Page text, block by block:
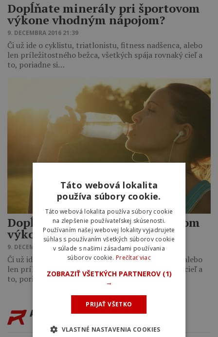
Dopĺňate minerály pri športovom
výkone vhodným nápojom?
9. DECEMBRA 2016 21:39
Či už ide o cyklistu, triatlonistu, fitness nadšenca, alebo
len príležitostného bežca, všetkých spája rovnaký cieľ a
to, poriadne si…
Dopĺňate minerály pri športovom
výkone vhodným nápojom?
9. DECEMBRA 2016 21:37
Či už ide o cyklistu, triatlonistu, fitness nadšenca, alebo
len príležitostného bežca, všetkých spája rovnaký cieľ a
to, poriadne si…
AKTUALITY
Táto webová lokalita
používa súbory cookie.
Táto webová lokalita používa súbory cookie
na zlepšenie používateľskej skúsenosti.
Používaním našej webovej lokality vyjadrujete
súhlas s používaním všetkých súborov cookie
v súlade s našimi zásadami používania
súborov cookie. Prečítať viac
ZOBRAZIŤ VŠETKÝCH PARTNEROV (1)
→
PRIJAŤ VŠETKO
VLASTNÉ NASTAVENIA COOKIES